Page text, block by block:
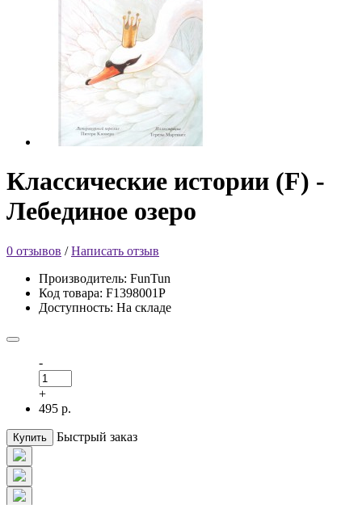
Классические истории (F) -
Лебединое озеро
0 отзывов /Написать отзыв
Производитель: FunTun
Код товара: F1398001Р
Доступность: На складе
-
+
495 р.
Купить Быстрый заказ